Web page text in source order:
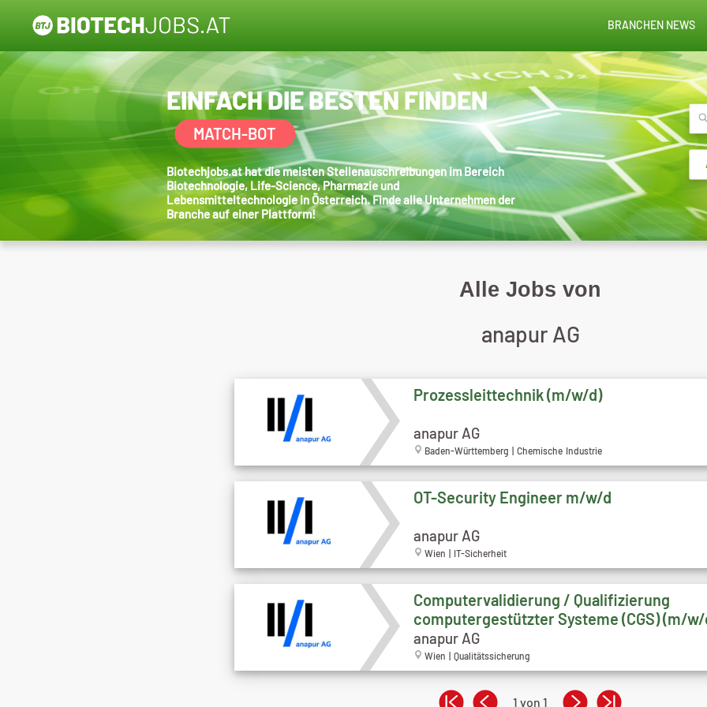
BRANCHEN NEWS
EINFACH DIE BESTEN FINDEN
MATCH-BOT
Biotechjobs.at hat die meisten Stellenauschreibungen im Bereich
Biotechnologie, Life-Science, Pharmazie und
Lebensmitteltechnologie in Österreich. Finde alle Unternehmen der
Branche auf einer Plattform!
Alle Jobs von
anapur AG
Prozessleittechnik (m/w/d)
anapur AG
Baden-Württemberg | Chemische Industrie
OT-Security Engineer m/w/d
anapur AG
Wien | IT-Sicherheit
Computervalidierung / Qualifizierung
computergestützter Systeme (CGS) (m/
anapur AG
Wien | Qualitätssicherung
1 von 1